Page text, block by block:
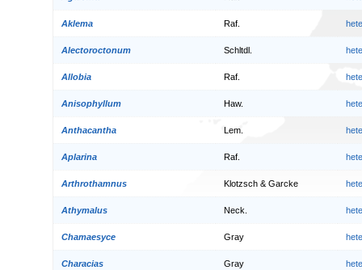
Aklema Raf.
Alectoroctonum Schltdl.
Allobia Raf.
Anisophyllum Haw.
Anthacantha Lem.
Aplarina Raf.
Arthrothamnus Klotzsch & Garcke
Athymalus Neck.
Chamaesyce Gray
Characias Gray